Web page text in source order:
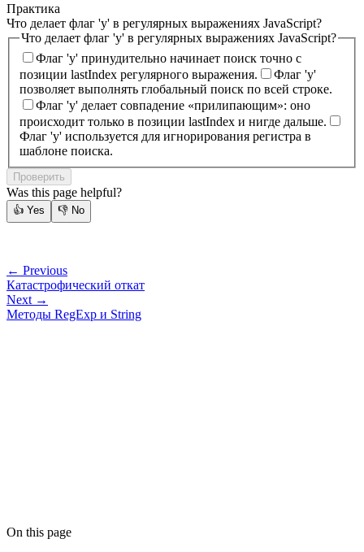
Практика
Что делает флаг 'y' в регулярных выражениях JavaScript?
Что делает флаг 'y' в регулярных выражениях JavaScript?
Флаг 'y' принудительно начинает поиск точно с
позиции lastIndex регулярного выражения.
Флаг 'y'
позволяет выполнять глобальный поиск по всей строке.
Флаг 'y' делает совпадение «прилипающим»: оно
происходит только в позиции lastIndex и нигде дальше.
Флаг 'y' используется для игнорирования регистра в
шаблоне поиска.
Проверить
Was this page helpful?
👍 Yes 👎 No
← Previous
Катастрофический откат
Next →
Методы RegExp и String
On this page